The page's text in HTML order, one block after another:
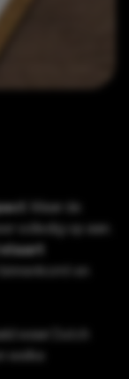
. Maar de
volledig op aan.
en
waar Dutch
welke